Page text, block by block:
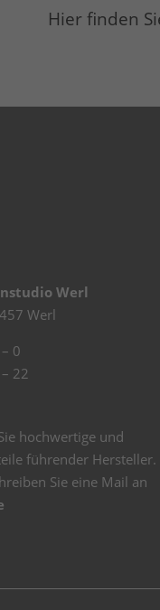
Hier finden
Werl
Werl
0
22
hochwertige und
führender Hersteller.
Sie eine Mail an